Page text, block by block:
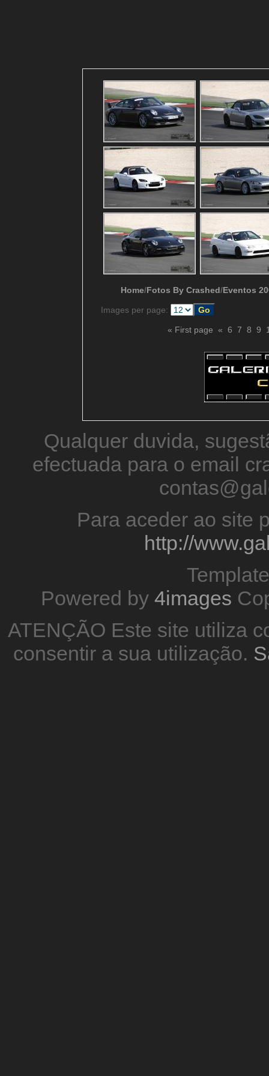
Home/Fotos By Crashed/Eventos
Images per page:
« First page « 6 7 8 9
Qualquer duvida,
efectuada para o email
Para aceder ao site
http://
Powered by 4images
ATENÇÃO Este site utiliza
consentir a sua utilização.